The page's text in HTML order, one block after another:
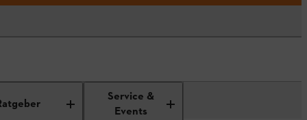
Service &
Events